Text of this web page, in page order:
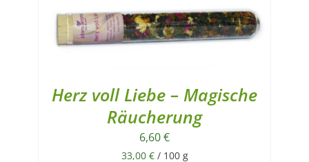
Herz voll Liebe – Magische
Räucherung
6,60€
33,00 €/ 100 g